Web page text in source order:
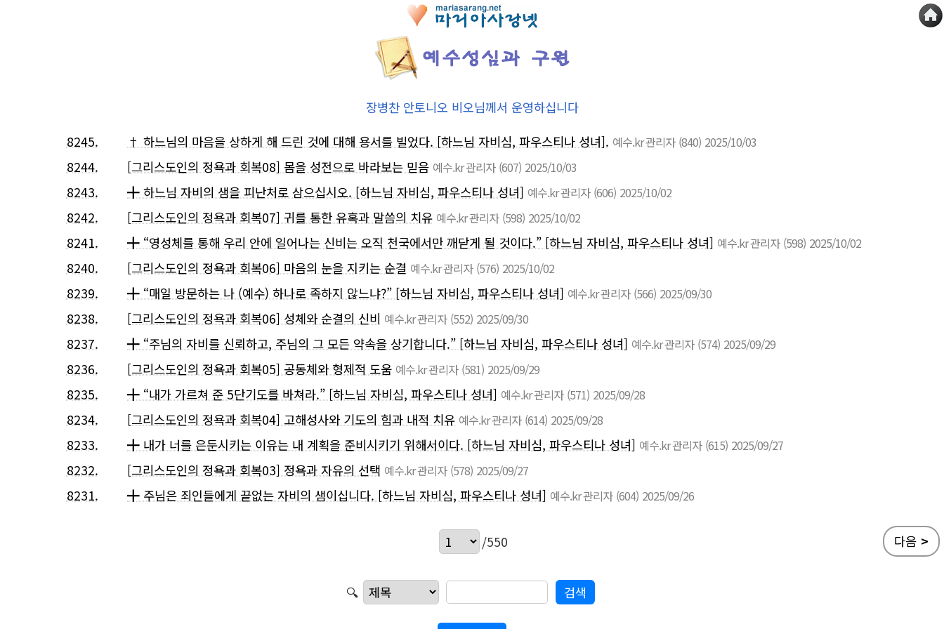
장병찬 안토니오 비오님께서 운영하십니다
8245.
† 하느님의 마음을 상하게 해 드린 것에 대해 용서를 빌었다. [하느님 자비심, 파우스티나 성녀]. 예수.kr 관리자 (840) 2025/10/03
8244. [그리스도인의 정욕과 회복08] 몸을 성전으로 바라보는 믿음 예수.kr 관리자 (607) 2025/10/03
8243. ╋ 하느님 자비의 샘을 피난처로 삼으십시오. [하느님 자비심, 파우스티나 성녀] 예수.kr 관리자 (606) 2025/10/02
8242. [그리스도인의 정욕과 회복07] 귀를 통한 유혹과 말씀의 치유 예수.kr 관리자 (598) 2025/10/02
8241. ╋ “영성체를 통해 우리 안에 일어나는 신비는 오직 천국에서만 깨닫게 될 것이다.” [하느님 자비심, 파우스티나 성녀] 예수.kr 관리자 (598) 2025/10/02
8240. [그리스도인의 정욕과 회복06] 마음의 눈을 지키는 순결 예수.kr 관리자 (576) 2025/10/02
8239. ╋ “매일 방문하는 나 (예수) 하나로 족하지 않느냐?” [하느님 자비심, 파우스티나 성녀] 예수.kr 관리자 (566) 2025/09/30
8238. [그리스도인의 정욕과 회복06] 성체와 순결의 신비 예수.kr 관리자 (552) 2025/09/30
8237. ╋ “주님의 자비를 신뢰하고, 주님의 그 모든 약속을 상기합니다.” [하느님 자비심, 파우스티나 성녀] 예수.kr 관리자 (574) 2025/09/29
8236. [그리스도인의 정욕과 회복05] 공동체와 형제적 도움 예수.kr 관리자 (581) 2025/09/29
8235. ╋ “내가 가르쳐 준 5단기도를 바쳐라.” [하느님 자비심, 파우스티나 성녀] 예수.kr 관리자 (571) 2025/09/28
8234. [그리스도인의 정욕과 회복04] 고해성사와 기도의 힘과 내적 치유 예수.kr 관리자 (614) 2025/09/28
8233. ╋ 내가 너를 은둔시키는 이유는 내 계획을 준비시키기 위해서이다. [하느님 자비심, 파우스티나 성녀] 예수.kr 관리자 (615) 2025/09/27
8232. [그리스도인의 정욕과 회복03] 정욕과 자유의 선택 예수.kr 관리자 (578) 2025/09/27
8231. ╋ 주님은 죄인들에게 끝없는 자비의 샘이십니다. [하느님 자비심, 파우스티나 성녀] 예수.kr 관리자 (604) 2025/09/26
/550 다음 >
🔍